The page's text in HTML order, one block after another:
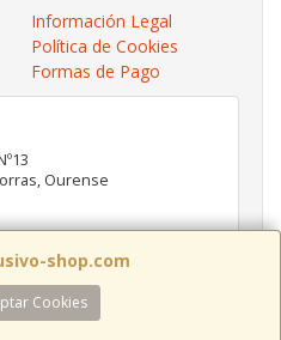
shop.com
Cookies
Información Legal
Política de Cookies
Formas de Pago
, Ourense